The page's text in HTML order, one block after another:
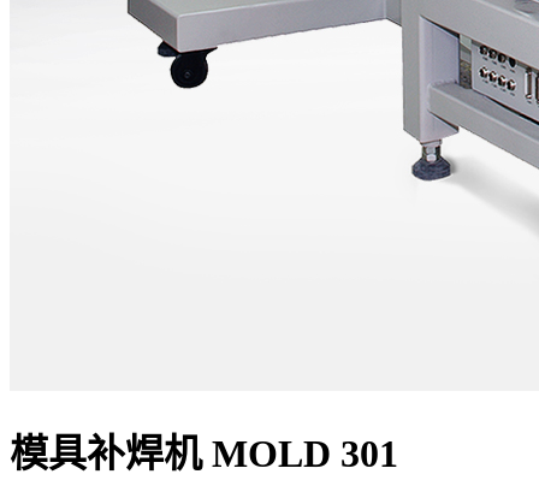
模具补焊机 MOLD 301